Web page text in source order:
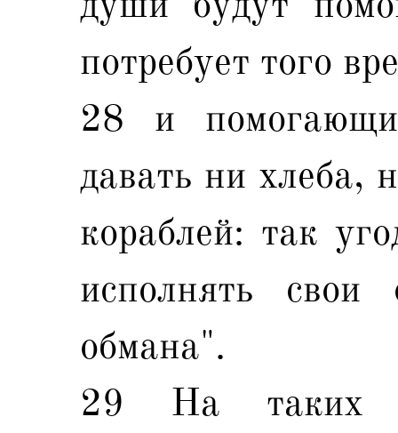
потребует того
28 и
давать ни хлеба,
кораблей: так
исполнять
обмана".
29 На таких